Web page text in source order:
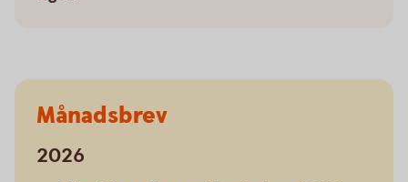
Månadsbrev
2026